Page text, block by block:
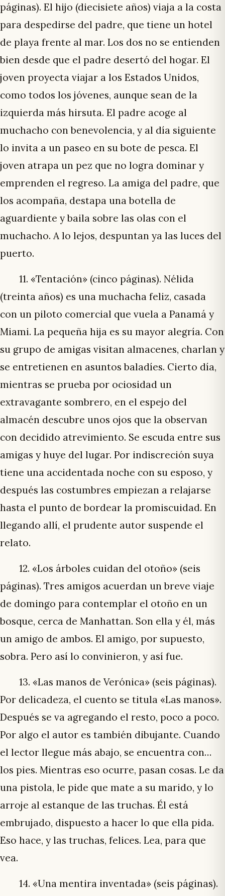
páginas). El hijo (diecisiete años) viaja a la costa
para despedirse del padre, que tiene un hotel
de playa frente al mar. Los dos no se entienden
bien desde que el padre desertó del hogar. El
joven proyecta viajar a los Estados Unidos,
como todos los jóvenes, aunque sean de la
izquierda más hirsuta. El padre acoge al
muchacho con benevolencia, y al día siguiente
lo invita a un paseo en su bote de pesca. El
joven atrapa un pez que no logra dominar y
emprenden el regreso. La amiga del padre, que
los acompaña, destapa una botella de
aguardiente y baila sobre las olas con el
muchacho. A lo lejos, despuntan ya las luces del
puerto.
11. «Tentación» (cinco páginas). Nélida
(treinta años) es una muchacha feliz, casada
con un piloto comercial que vuela a Panamá y
Miami. La pequeña hija es su mayor alegría. Con
su grupo de amigas visitan almacenes, charlan y
se entretienen en asuntos baladíes. Cierto día,
mientras se prueba por ociosidad un
extravagante sombrero, en el espejo del
almacén descubre unos ojos que la observan
con decidido atrevimiento. Se escuda entre sus
amigas y huye del lugar. Por indiscreción suya
tiene una accidentada noche con su esposo, y
después las costumbres empiezan a relajarse
hasta el punto de bordear la promiscuidad. En
llegando allí, el prudente autor suspende el
relato.
12. «Los árboles cuidan del otoño» (seis
páginas). Tres amigos acuerdan un breve viaje
de domingo para contemplar el otoño en un
bosque, cerca de Manhattan. Son ella y él, más
un amigo de ambos. El amigo, por supuesto,
sobra. Pero así lo convinieron, y así fue.
13. «Las manos de Verónica» (seis páginas).
Por delicadeza, el cuento se titula «Las manos».
Después se va agregando el resto, poco a poco.
Por algo el autor es también dibujante. Cuando
el lector llegue más abajo, se encuentra con…
los pies. Mientras eso ocurre, pasan cosas. Le da
una pistola, le pide que mate a su marido, y lo
arroje al estanque de las truchas. Él está
embrujado, dispuesto a hacer lo que ella pida.
Eso hace, y las truchas, felices. Lea, para que
vea.
14. «Una mentira inventada» (seis páginas).